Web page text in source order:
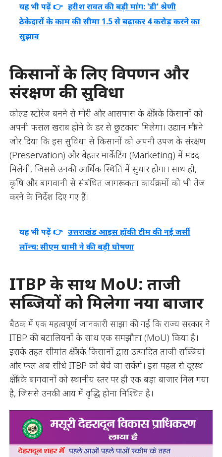
यह भी पढ़ें 👉 हरीश रावत की बड़ी मांग: 'डी' श्रेणी
ठेकेदारों के काम की सीमा 1.5 से बढ़ाकर 4 करोड़ करने का
सुझाव
किसानों के लिए विपणन और
संरक्षण की सुविधा
कोल्ड स्टोरेज बनने से मोरी और आसपास के क्षेत्रों के किसानों को
अपनी फसल खराब होने के डर से छुटकारा मिलेगा। उद्यान मंत्री ने
जोर दिया कि इस सुविधा से किसानों को अपनी उपज के संरक्षण
(Preservation) और बेहतर मार्केटिंग (Marketing) में मदद
मिलेगी, जिससे उनकी आर्थिक स्थिति में सुधार होगा। साथ ही,
कृषि और बागवानी से संबंधित जागरूकता कार्यक्रमों को भी तेज
करने के निर्देश दिए गए हैं।
यह भी पढ़ें 👉 उत्तराखंड आइस हॉकी टीम की नई जर्सी
लॉन्च: सीएम धामी ने की बड़ी घोषणा
ITBP के साथ MoU: ताजी
सब्जियों को मिलेगा नया बाजार
बैठक में एक महत्वपूर्ण जानकारी साझा की गई कि राज्य सरकार ने
ITBP की बटालियनों के साथ एक समझौता (MoU) किया है।
इसके तहत सीमांत क्षेत्रों के किसानों द्वारा उत्पादित ताजी सब्जियां
और फल अब सीधे ITBP को बेचे जा सकेंगे। इस पहल से दूरस्थ
क्षेत्रों के बागवानों को स्थानीय स्तर पर ही एक बड़ा बाजार मिल गया
है, जिससे उनकी आय में वृद्धि होना निश्चित है।